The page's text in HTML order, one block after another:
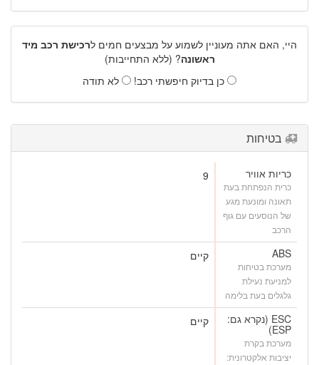
היי, האם אתה מעוניין לשמוע על מבצעים חמים לרכישת רכב מיד
ראשונה? (ללא התחייבות)
כן בדיוק חיפשתי רכב!
לא תודה
בטיחות
כריות אוויר
כרית הנפתחת בעת
תאונה ומונעת מגע
של הנוסעים עם גוף
הרכב
9
ABS
מערכת בטיחות
למניעת נעילת
גלגלים בעת בלימה
קיים
ESC (נקרא גם:
ESP)
מערכת בקרת
יציבות אלקטרונית:
קיים